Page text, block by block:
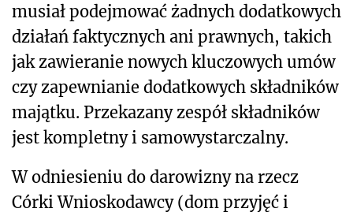
musiał podejmować żadnych dodatkowych
działań faktycznych ani prawnych, takich
jak zawieranie nowych kluczowych umów
czy zapewnianie dodatkowych składników
majątku. Przekazany zespół składników
jest kompletny i samowystarczalny.
W odniesieniu do darowizny na rzecz
Córki Wnioskodawcy (dom przyjęć i